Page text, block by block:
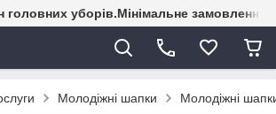
головних уборів.Мінімальне замовлення
Молодіжні шапки Молодіжні